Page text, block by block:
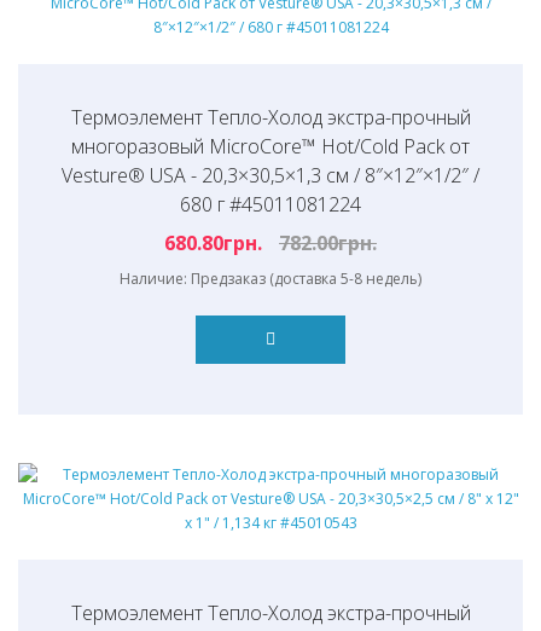
Термоэлемент Тепло-Холод экстра-прочный
многоразовый MicroCore™ Hot/Cold Pack от
Vesture® USA - 20,3×30,5×1,3 см / 8″×12″×1/2″ /
680 г #45011081224
680.80грн.
782.00грн.
Наличие: Предзаказ (доставка 5-8 недель)
Термоэлемент Тепло-Холод экстра-прочный